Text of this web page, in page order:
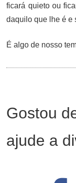
ficará quieto ou
daquilo que lhe é e
É algo de nosso
Gostou
ajude a